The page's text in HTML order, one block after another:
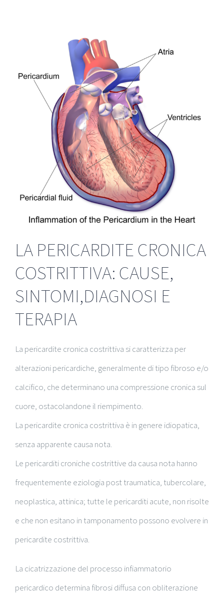
LA PERICARDITE CRONICA
COSTRITTIVA: CAUSE,
SINTOMI,DIAGNOSI E
TERAPIA
La pericardite cronica costrittiva si caratterizza per
alterazioni pericardiche, generalmente di tipo fibroso e/o
calcifico, che determinano una compressione cronica sul
cuore, ostacolandone il riempimento.
La pericardite cronica costrittiva è in genere idiopatica,
senza apparente causa nota.
Le pericarditi croniche costrittive da causa nota hanno
frequentemente eziologia post traumatica, tubercolare,
neoplastica, attinica; tutte le pericarditi acute, non risolte
e che non esitano in tamponamento possono evolvere in
pericardite costrittiva.
La cicatrizzazione del processo infiammatorio
pericardico determina fibrosi diffusa con obliterazione